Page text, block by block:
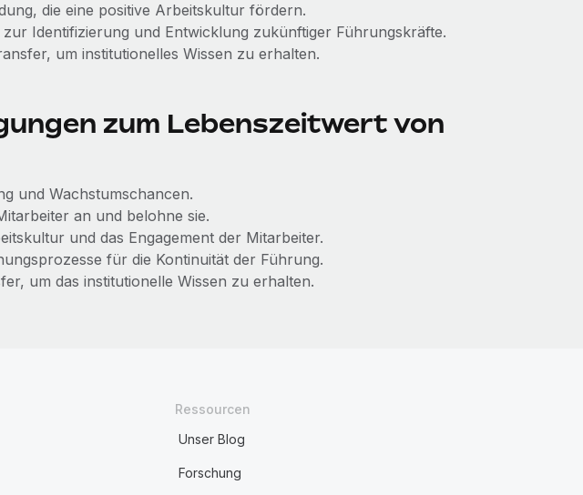
die eine positive Arbeitskultur fördern.
Identifizierung und Entwicklung zukünftiger Führungskräfte.
um institutionelles Wissen zu erhalten.
zum Lebenszeitwert von
und Wachstumschancen.
an und belohne sie.
und das Engagement der Mitarbeiter.
für die Kontinuität der Führung.
um das institutionelle Wissen zu erhalten.
Ressourcen
Unser Blog
Forschung